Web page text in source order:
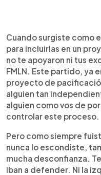
Cuando surgiste como
para incluirlas en un
no te apoyaron ni tus
FMLN. Este partido, ya
proyecto de
alguien tan
alguien como vos de
controlar este proceso.
Pero como siempre
nunca lo escondiste,
mucha desconfianza.
iban a defender. Ni la